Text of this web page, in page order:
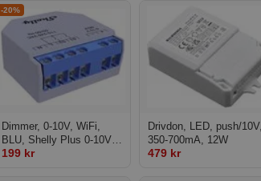
-20%
Dimmer, 0-10V, WiFi,
BLU, Shelly Plus 0-10V
Dimmer
199 kr
Drivdon, LED, push/10V,
350-700mA, 12W
479 kr